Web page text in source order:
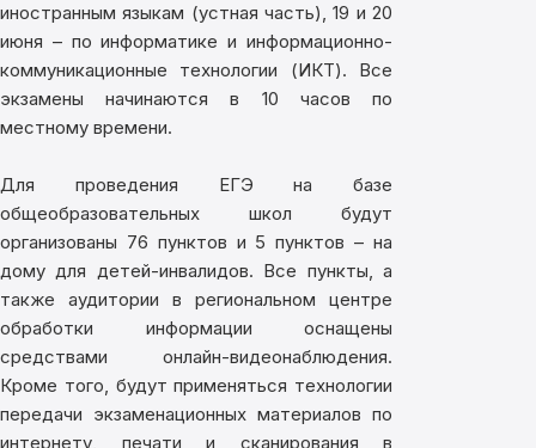
иностранным языкам (устная часть), 19 и 20
июня – по информатике и информационно-
коммуникационные технологии (ИКТ). Все
экзамены начинаются в 10 часов по
местному времени.
Для проведения ЕГЭ на базе
общеобразовательных школ будут
организованы 76 пунктов и 5 пунктов – на
дому для детей-инвалидов. Все пункты, а
также аудитории в региональном центре
обработки информации оснащены
средствами онлайн-видеонаблюдения.
Кроме того, будут применяться технологии
передачи экзаменационных материалов по
интернету, печати и сканирования в